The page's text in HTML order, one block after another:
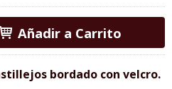
Añadir a Carrito
bordado con velcro.